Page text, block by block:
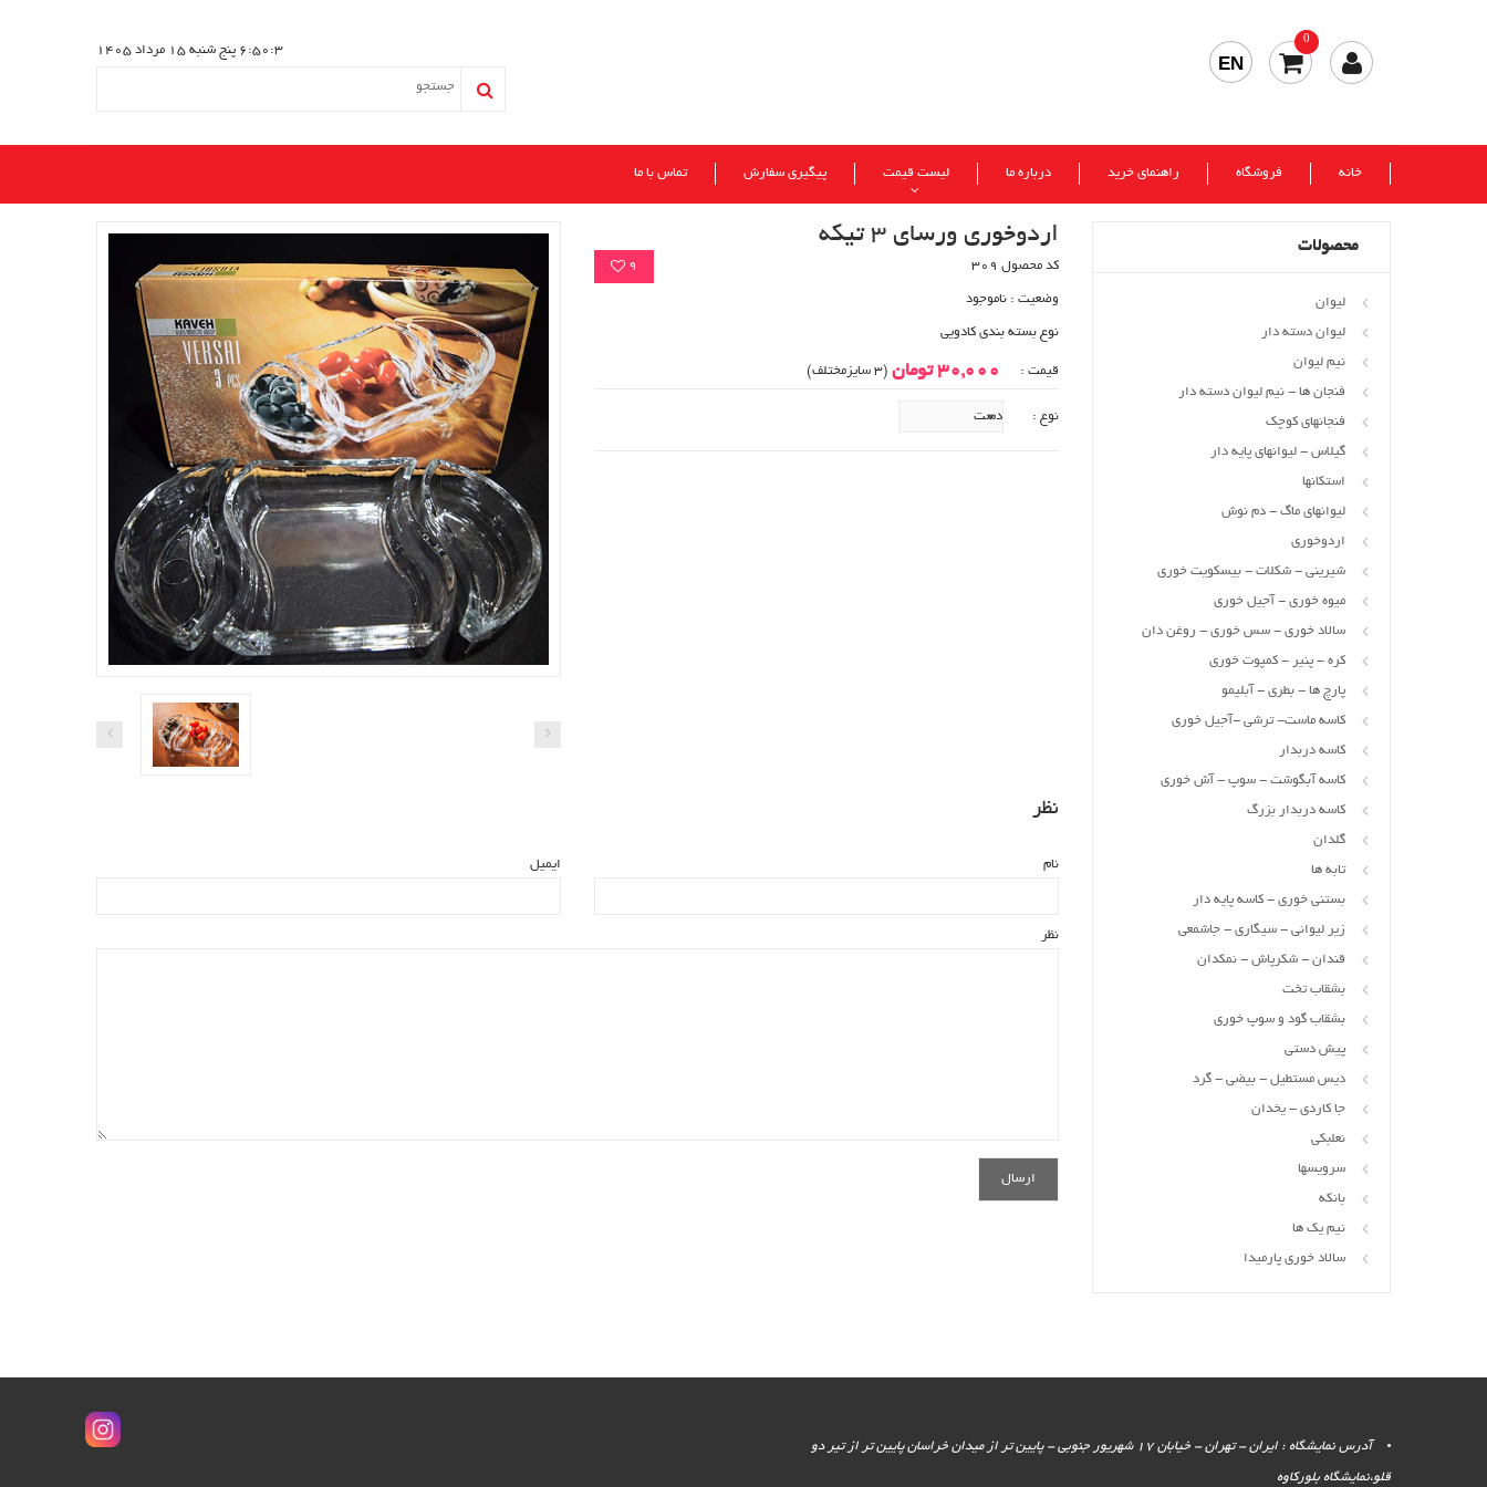
6:50:4 پنج شنبه 15 مرداد 1405
0
EN
خانه فروشگاه راهنمای خرید درباره ما لیست قیمت پیگیری سفارش تماس با ما
اردوخوری ورسای 3 تیکه
9 کد محصول 309
وضعیت : ناموجود
نوع بسته بندی کادویی
قیمت : 30,000 تومان (3 سایزمختلف)
نوع :
نظر
ایمیل نام
نظر
محصولات
لیوان
لیوان دسته دار
نیم لیوان
فنجان ها - نیم لیوان دسته دار
فنجانهای کوچک
گیلاس - لیوانهای پایه دار
استکانها
لیوانهای ماگ - دم نوش
اردوخوری
شیرینی - شکلات - بیسکویت خوری
میوه خوری - آجیل خوری
سالاد خوری - سس خوری - روغن دان
کره - پنیر - کمپوت خوری
پارچ ها - بطری - آبلیمو
کاسه ماست- ترشی -آجیل خوری
کاسه دربدار
کاسه آبگوشت - سوپ - آش خوری
کاسه دربدار بزرگ
گلدان
تابه ها
بستنی خوری - کاسه پایه دار
زیر لیوانی - سیگاری - جاشمعی
قندان - شکرپاش - نمکدان
بشقاب تخت
بشقاب گود و سوپ خوری
پیش دستی
دیس مستطیل - بیضی - گرد
جا کاردی - یخدان
نعلبکی
سرویسها
بانکه
نیم یک ها
سالاد خوری پارمیدا
آدرس نمایشگاه : ایران - تهران - خیابان 17 شهریور جنوبی - پایین تر از میدان خراسان پایین تر از تیر دو
قلو،نمایشگاه بلورکاوه